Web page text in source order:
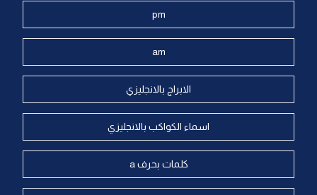
pm
am
الابراج بالانجليزي
اسماء الكواكب بالانجليزي
كلمات بحرف a